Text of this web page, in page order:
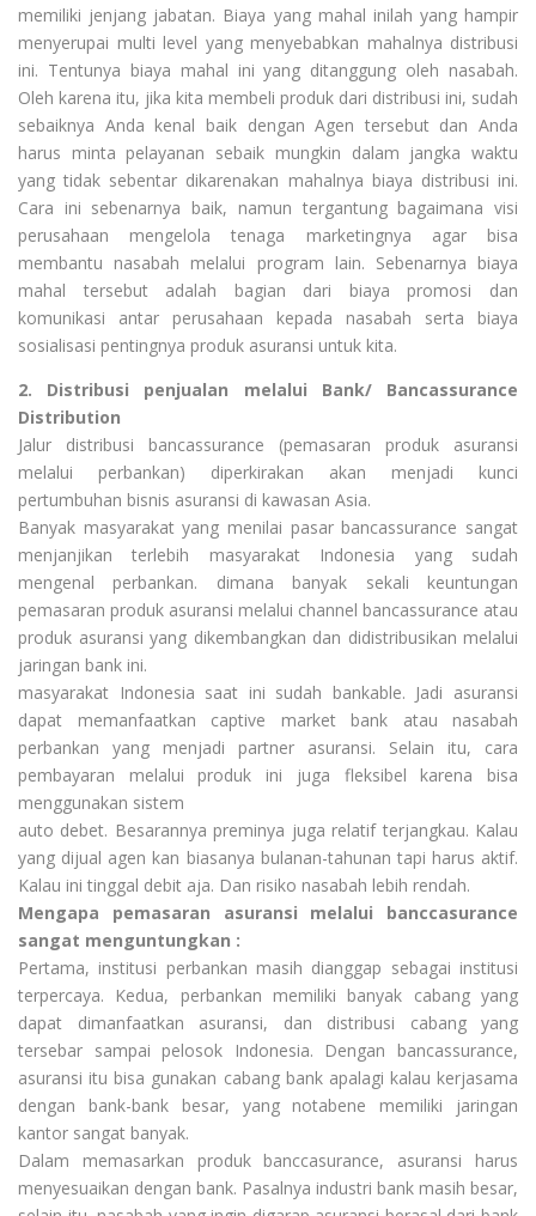
memiliki jenjang jabatan. Biaya yang mahal inilah yang hampir
menyerupai multi level yang menyebabkan mahalnya distribusi
ini. Tentunya biaya mahal ini yang ditanggung oleh nasabah.
Oleh karena itu, jika kita membeli produk dari distribusi ini, sudah
sebaiknya Anda kenal baik dengan Agen tersebut dan Anda
harus minta pelayanan sebaik mungkin dalam jangka waktu
yang tidak sebentar dikarenakan mahalnya biaya distribusi ini.
Cara ini sebenarnya baik, namun tergantung bagaimana visi
perusahaan mengelola tenaga marketingnya agar bisa
membantu nasabah melalui program lain. Sebenarnya biaya
mahal tersebut adalah bagian dari biaya promosi dan
komunikasi antar perusahaan kepada nasabah serta biaya
sosialisasi pentingnya produk asuransi untuk kita.
2. Distribusi penjualan melalui Bank/ Bancassurance
Distribution
Jalur distribusi bancassurance (pemasaran produk asuransi
melalui perbankan) diperkirakan akan menjadi kunci
pertumbuhan bisnis asuransi di kawasan Asia.
Banyak masyarakat yang menilai pasar bancassurance sangat
menjanjikan terlebih masyarakat Indonesia yang sudah
mengenal perbankan. dimana banyak sekali keuntungan
pemasaran produk asuransi melalui channel bancassurance atau
produk asuransi yang dikembangkan dan didistribusikan melalui
jaringan bank ini.
masyarakat Indonesia saat ini sudah bankable. Jadi asuransi
dapat memanfaatkan captive market bank atau nasabah
perbankan yang menjadi partner asuransi. Selain itu, cara
pembayaran melalui produk ini juga fleksibel karena bisa
menggunakan sistem
auto debet. Besarannya preminya juga relatif terjangkau. Kalau
yang dijual agen kan biasanya bulanan-tahunan tapi harus aktif.
Kalau ini tinggal debit aja. Dan risiko nasabah lebih rendah.
Mengapa pemasaran asuransi melalui banccasurance
sangat menguntungkan :
Pertama, institusi perbankan masih dianggap sebagai institusi
terpercaya. Kedua, perbankan memiliki banyak cabang yang
dapat dimanfaatkan asuransi, dan distribusi cabang yang
tersebar sampai pelosok Indonesia. Dengan bancassurance,
asuransi itu bisa gunakan cabang bank apalagi kalau kerjasama
dengan bank-bank besar, yang notabene memiliki jaringan
kantor sangat banyak.
Dalam memasarkan produk banccasurance, asuransi harus
menyesuaikan dengan bank. Pasalnya industri bank masih besar,